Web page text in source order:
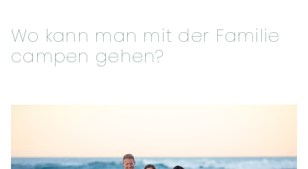
Wo kann man mit der Familie
campen gehen?